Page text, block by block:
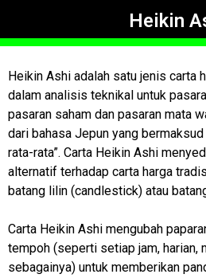
Heikin
Heikin Ashi adalah satu jenis carta
dalam analisis teknikal untuk
pasaran saham dan pasaran mata
dari bahasa Jepun yang bermaksud
rata-rata”. Carta Heikin Ashi
alternatif terhadap carta harga
batang lilin (candlestick) atau
Carta Heikin Ashi mengubah
tempoh (seperti setiap jam, harian,
sebagainya) untuk memberikan